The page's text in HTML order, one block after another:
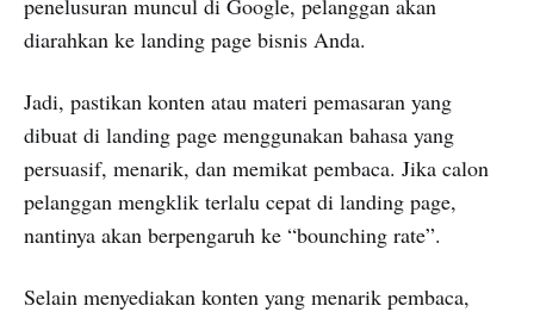
penelusuran muncul di Google, pelanggan akan
diarahkan ke landing page bisnis Anda.
Jadi, pastikan konten atau materi pemasaran yang
dibuat di landing page menggunakan bahasa yang
persuasif, menarik, dan memikat pembaca. Jika calon
pelanggan mengklik terlalu cepat di landing page,
nantinya akan berpengaruh ke “bounching rate”.
Selain menyediakan konten yang menarik pembaca,